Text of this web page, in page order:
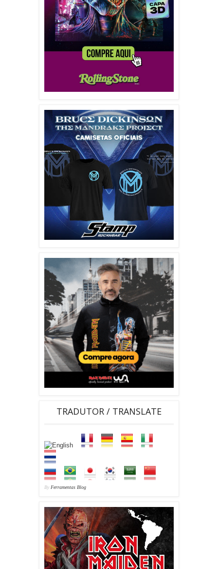
TRADUTOR / TRANSLATE
By Ferramentas Blog